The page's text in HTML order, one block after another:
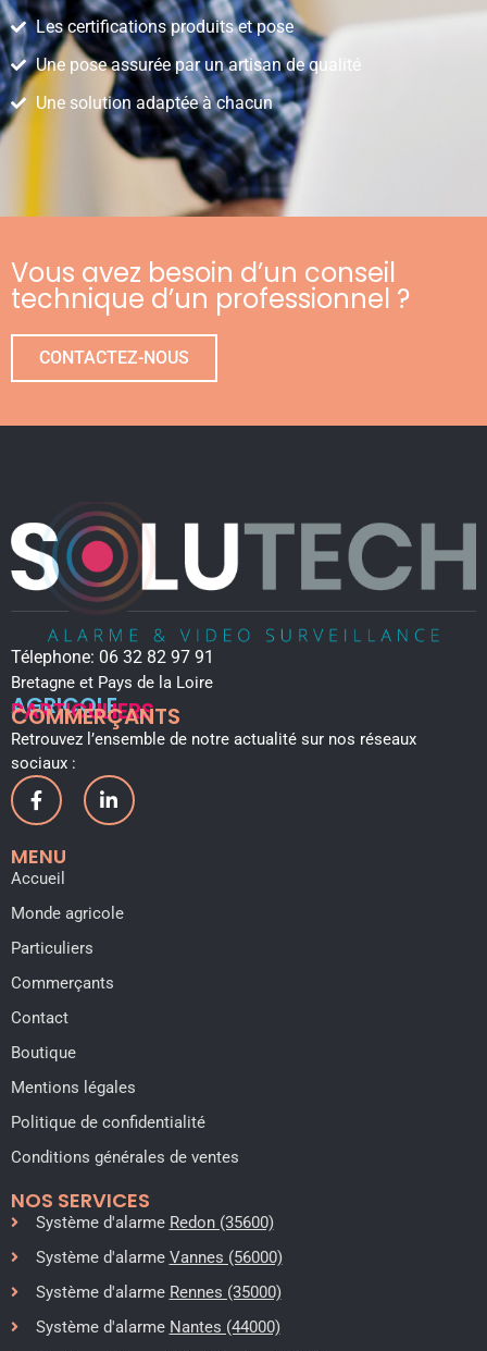
Les certifications produits et pose
Une pose assurée par un artisan de qualité
Une solution adaptée à chacun
Vous avez besoin d’un conseil
technique d’un professionnel ?
CONTACTEZ-NOUS
Télephone: 06 32 82 97 91
Bretagne et Pays de la Loire
AGRICOLE
PARTICULIERS
COMMERÇANTS
Retrouvez l’ensemble de notre actualité sur nos réseaux
sociaux :
MENU
Accueil
Monde agricole
Particuliers
Commerçants
Contact
Boutique
Mentions légales
Politique de confidentialité
Conditions générales de ventes
NOS SERVICES
Système d'alarme Redon (35600)
Système d'alarme Vannes (56000)
Système d'alarme Rennes (35000)
Système d'alarme Nantes (44000)